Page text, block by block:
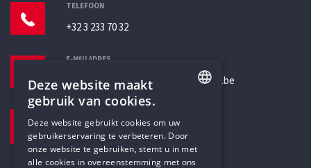
TELEFOON
+32 3 233 70 32
E-MAILADRES
secretariaat@humanistischverbond.be
Pottenbrug 4
Antwerpen, 2000
DUTCH
Deze website maakt
gebruik van cookies.
Deze website gebruikt cookies om uw
gebruikerservaring te verbeteren. Door
onze website te gebruiken, stemt u in met
alle cookies in overeenstemming met ons